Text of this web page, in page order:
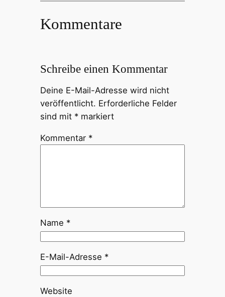
Kommentare
Schreibe einen Kommentar
Deine E-Mail-Adresse wird nicht
veröffentlicht. Erforderliche Felder
sind mit *markiert
Kommentar *
Name *
E-Mail-Adresse *
Website